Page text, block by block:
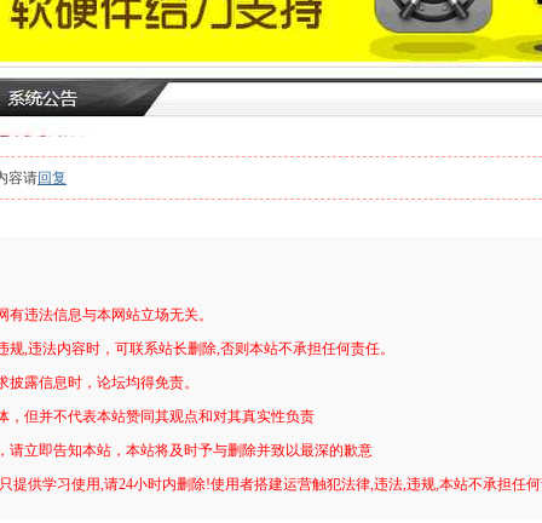
容请回复
违法信息与本网站立场无关。
,违法内容时，可联系站长删除,否则本站不承担任何责任。
露信息时，论坛均得免责。
，但并不代表本站赞同其观点和对其真实性负责
请立即告知本站，本站将及时予与删除并致以最深的歉意
提供学习使用,请24小时内删除!使用者搭建运营触犯法律,违法,违规,本站不承担任